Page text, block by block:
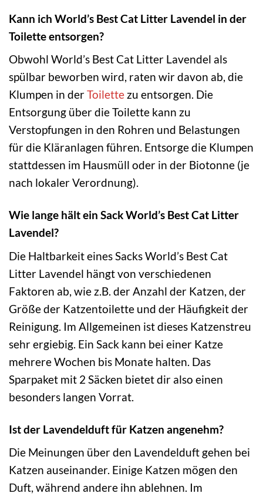
Kann ich World’s Best Cat Litter Lavendel in der
Toilette entsorgen?
Obwohl World’s Best Cat Litter Lavendel als
spülbar beworben wird, raten wir davon ab, die
Klumpen in derToilette zu entsorgen. Die
Entsorgung über die Toilette kann zu
Verstopfungen in den Rohren und Belastungen
für die Kläranlagen führen. Entsorge die Klumpen
stattdessen im Hausmüll oder in der Biotonne (je
nach lokaler Verordnung).
Wie lange hält ein Sack World’s Best Cat Litter
Lavendel?
Die Haltbarkeit eines Sacks World’s Best Cat
Litter Lavendel hängt von verschiedenen
Faktoren ab, wie z.B. der Anzahl der Katzen, der
Größe der Katzentoilette und der Häufigkeit der
Reinigung. Im Allgemeinen ist dieses Katzenstreu
sehr ergiebig. Ein Sack kann bei einer Katze
mehrere Wochen bis Monate halten. Das
Sparpaket mit 2 Säcken bietet dir also einen
besonders langen Vorrat.
Ist der Lavendelduft für Katzen angenehm?
Die Meinungen über den Lavendelduft gehen bei
Katzen auseinander. Einige Katzen mögen den
Duft, während andere ihn ablehnen. Im